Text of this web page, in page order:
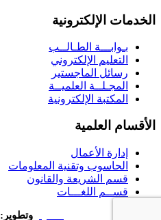
الخدمات الإلكترونية
بـوابـــة الطـالــب
التعليم الإلكتروني
رسائل الماجستير
المجـلــة العلميــة
المكتبة الإلكترونية
الأقسام العلمية
إدارة الأعمال
الحاسوب وتقنية المعلومات
قسم الشريعة والقانون
قســم اللغـــات
وتطوير: